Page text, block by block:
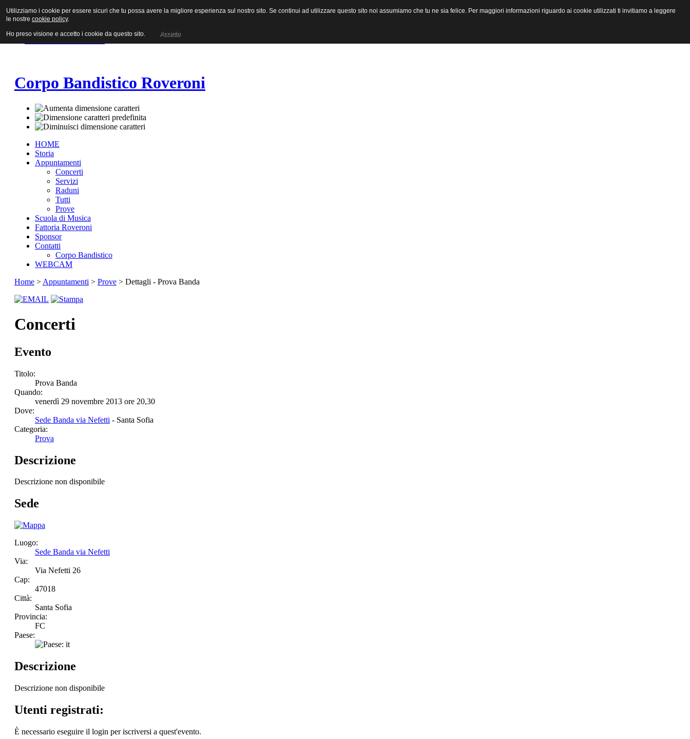
Vai al contenuto
Vai alla navigazione principale
Vai alla prima colonna
Corpo Bandistico Roveroni
HOME
Storia
Appuntamenti
Concerti
Servizi
Raduni
Tutti
Prove
Scuola di Musica
Fattoria Roveroni
Sponsor
Contatti
Corpo Bandistico
WEBCAM
Home> Appuntamenti > Prove> Dettagli - Prova Banda
Concerti
Evento
Titolo:
Prova Banda
Quando:
venerdì 29 novembre 2013 ore 20,30
Dove:
Sede Banda via Nefetti - Santa Sofia
Categoria:
Prova
Descrizione
Descrizione non disponibile
Sede
Luogo:
Sede Banda via Nefetti
Via:
Via Nefetti 26
Cap:
47018
Città:
Santa Sofia
Provincia:
FC
Paese:
Descrizione
Descrizione non disponibile
Utenti registrati:
È necessario eseguire il login per iscriversi a quest'evento.
Utilizziamo i cookie per essere sicuri che tu possa avere la migliore esperienza sul nostro sito. Se continui ad utilizzare questo sito noi assumiamo che tu ne sia felice. Per maggiori informazioni riguardo ai cookie utilizzati ti invitiamo a leggere
le nostre cookie policy.
Ho preso visione e accetto i cookie da questo sito. Accetto